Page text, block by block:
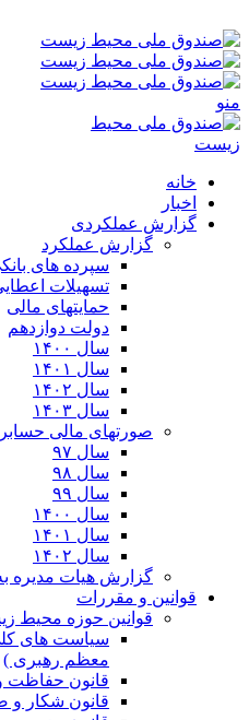
منو
خانه
اخبار
گزارش عملکردی
گزارش عملکرد
سپرده های
تسهیلات
حمایتهای مالی
دولت دوازدهم
سال ۱۴۰۰
سال ۱۴۰۱
سال ۱۴۰۲
سال ۱۴۰۳
صورتهای مالی
سال ۹۷
سال ۹۸
سال ۹۹
سال ۱۴۰۰
سال ۱۴۰۱
سال ۱۴۰۲
گزارش هیات مدیره
قوانین و مقررات
قوانین حوزه محیط
ﺳﯿﺎﺳﺖ ﻫﺎی
معظم رهبری )
قانون
قانون شکار و